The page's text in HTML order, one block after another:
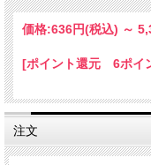
価格:636円(税込) ～
[ポイント還元 6ポイ
注文